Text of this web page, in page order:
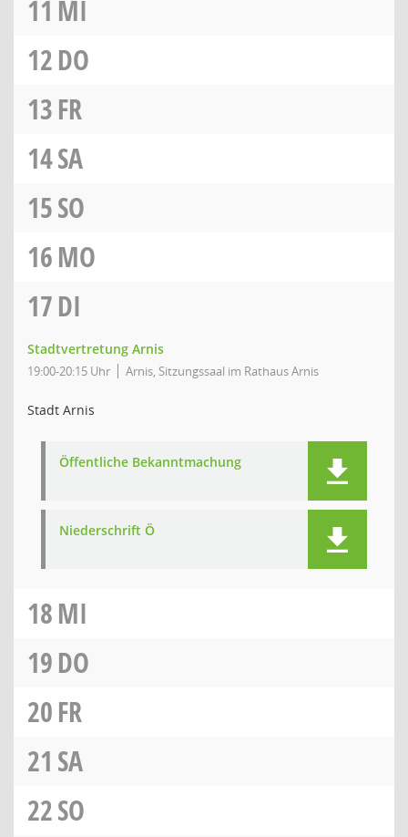
11 MI
12DO
13FR
14SA
15SO
16MO
17DI
Stadtvertretung Arnis
19:00-20:15 Uhr Arnis, Sitzungssaal im Rathaus Arnis
Stadt Arnis
Öffentliche Bekanntmachung
Niederschrift Ö
18MI
19DO
20FR
21 SA
22SO